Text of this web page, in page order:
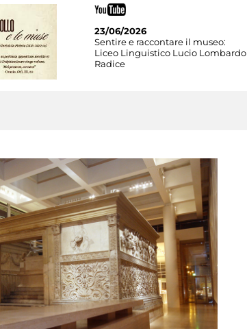
23/06/2026
Sentire e raccontare il museo:
Liceo Linguistico Lucio Lombardo
Radice